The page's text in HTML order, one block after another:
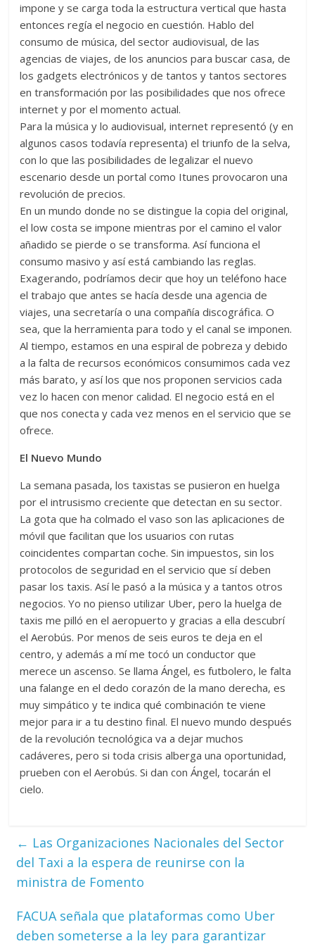
impone y se carga toda la estructura vertical que hasta
entonces regía el negocio en cuestión. Hablo del
consumo de música, del sector audiovisual, de las
agencias de viajes, de los anuncios para buscar casa, de
los gadgets electrónicos y de tantos y tantos sectores
en transformación por las posibilidades que nos ofrece
internet y por el momento actual.
Para la música y lo audiovisual, internet representó (y en
algunos casos todavía representa) el triunfo de la selva,
con lo que las posibilidades de legalizar el nuevo
escenario desde un portal como Itunes provocaron una
revolución de precios.
En un mundo donde no se distingue la copia del original,
el low costa se impone mientras por el camino el valor
añadido se pierde o se transforma. Así funciona el
consumo masivo y así está cambiando las reglas.
Exagerando, podríamos decir que hoy un teléfono hace
el trabajo que antes se hacía desde una agencia de
viajes, una secretaría o una compañía discográfica. O
sea, que la herramienta para todo y el canal se imponen.
Al tiempo, estamos en una espiral de pobreza y debido
a la falta de recursos económicos consumimos cada vez
más barato, y así los que nos proponen servicios cada
vez lo hacen con menor calidad. El negocio está en el
que nos conecta y cada vez menos en el servicio que se
ofrece.
El Nuevo Mundo
La semana pasada, los taxistas se pusieron en huelga
por el intrusismo creciente que detectan en su sector.
La gota que ha colmado el vaso son las aplicaciones de
móvil que facilitan que los usuarios con rutas
coincidentes compartan coche. Sin impuestos, sin los
protocolos de seguridad en el servicio que sí deben
pasar los taxis. Así le pasó a la música y a tantos otros
negocios. Yo no pienso utilizar Uber, pero la huelga de
taxis me pilló en el aeropuerto y gracias a ella descubrí
el Aerobús. Por menos de seis euros te deja en el
centro, y además a mí me tocó un conductor que
merece un ascenso. Se llama Ángel, es futbolero, le falta
una falange en el dedo corazón de la mano derecha, es
muy simpático y te indica qué combinación te viene
mejor para ir a tu destino final. El nuevo mundo después
de la revolución tecnológica va a dejar muchos
cadáveres, pero si toda crisis alberga una oportunidad,
prueben con el Aerobús. Si dan con Ángel, tocarán el
cielo.
← Las Organizaciones Nacionales del Sector
del Taxi a la espera de reunirse con la
ministra de Fomento
FACUA señala que plataformas como Uber
deben someterse a la ley para garantizar